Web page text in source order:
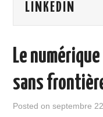
GOOD INFO DANS LA
LINKEDIN
Le
sans
Posted onseptembre